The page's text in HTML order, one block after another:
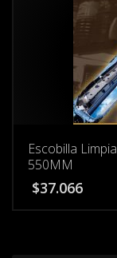
Escobilla
550MM
$37.066